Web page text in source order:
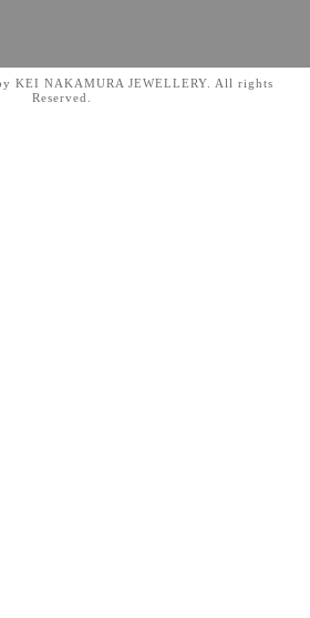
KEI NAKAMURA JEWELLERY. All rights
Reserved.